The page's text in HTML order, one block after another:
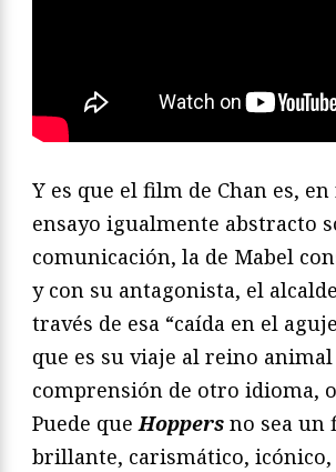
Y es que el film de Chan es,
ensayo igualmente abstracto
comunicación, la de Mabel
y con su antagonista, el
través de esa “caída en el
que es su viaje al reino
comprensión de otro idioma,
Puede queHoppers no sea un
brillante, carismático, icónico,